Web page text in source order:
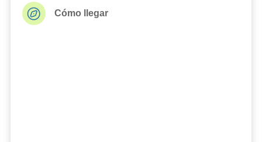
Cómo llegar